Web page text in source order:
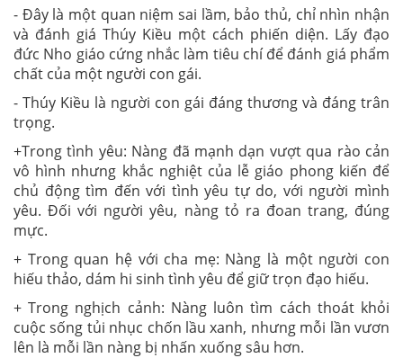
- Đây là một quan niệm sai lầm, bảo thủ, chỉ nhìn nhận
và đánh giá Thúy Kiều một cách phiến diện. Lấy đạo
đức Nho giáo cứng nhắc làm tiêu chí để đánh giá phẩm
chất của một người con gái.
- Thúy Kiều là người con gái đáng thương và đáng trân
trọng.
+Trong tình yêu: Nàng đã mạnh dạn vượt qua rào cản
vô hình nhưng khắc nghiệt của lễ giáo phong kiến để
chủ động tìm đến với tình yêu tự do, với người mình
yêu. Đối với người yêu, nàng tỏ ra đoan trang, đúng
mực.
+ Trong quan hệ với cha mẹ: Nàng là một người con
hiếu thảo, dám hi sinh tình yêu để giữ trọn đạo hiếu.
+ Trong nghịch cảnh: Nàng luôn tìm cách thoát khỏi
cuộc sống tủi nhục chốn lầu xanh, nhưng mỗi lần vươn
lên là mỗi lần nàng bị nhấn xuống sâu hơn.